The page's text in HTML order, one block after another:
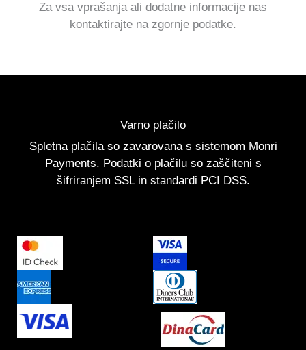
Za vsa vprašanja ali dodatne informacije nas
kontaktirajte na zgornje podatke.
Varno plačilo
Spletna plačila so zavarovana s sistemom Monri
Payments. Podatki o plačilu so zaščiteni s
šifriranjem SSL in standardi PCI DSS.